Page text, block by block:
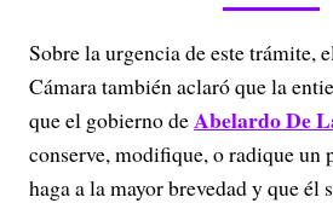
Sobre la urgencia de este trámite,
Cámara también aclaró que la
que el gobierno deAbelardo De
conserve, modifique, o radique un
haga a la mayor brevedad y que él